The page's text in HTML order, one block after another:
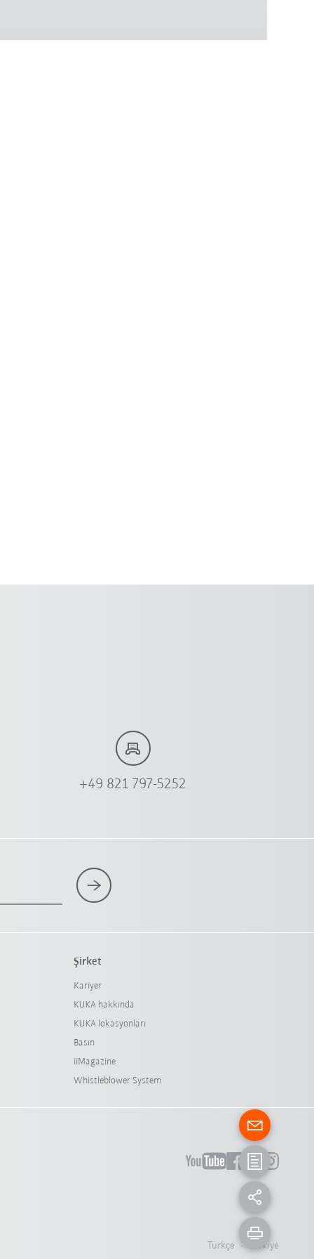
+49 821 797-5252
Şirket
Kariyer
KUKA hakkında
KUKA lokasyonları
Basın
iiMagazine
Whistleblower System
Türkçe - Türkiye